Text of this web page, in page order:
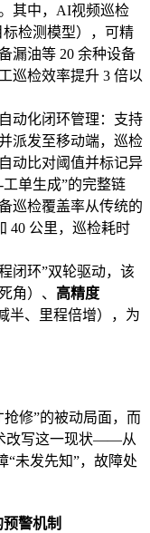
其中，AI视频巡检
检测模型），可精
漏油等 20 余种设备
巡检效率提升 3 倍以
动化闭环管理：支持
派发至移动端，巡检
动比对阈值并标记异
单生成”的完整链
巡检覆盖率从传统的
40 公里，巡检耗时
闭环”双轮驱动，该
角）、 高精度
半、里程倍增），为
修”的被动局面，而
改写这一现状——从
“未发先知”，故障处
警机制